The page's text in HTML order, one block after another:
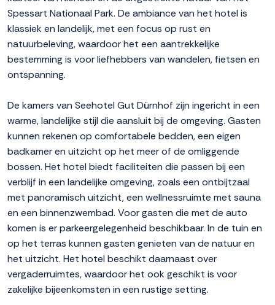
Spessart Nationaal Park. De ambiance van het hotel is
klassiek en landelijk, met een focus op rust en
natuurbeleving, waardoor het een aantrekkelijke
bestemming is voor liefhebbers van wandelen, fietsen en
ontspanning.
De kamers van Seehotel Gut Dürnhof zijn ingericht in een
warme, landelijke stijl die aansluit bij de omgeving. Gasten
kunnen rekenen op comfortabele bedden, een eigen
badkamer en uitzicht op het meer of de omliggende
bossen. Het hotel biedt faciliteiten die passen bij een
verblijf in een landelijke omgeving, zoals een ontbijtzaal
met panoramisch uitzicht, een wellnessruimte met sauna
en een binnenzwembad. Voor gasten die met de auto
komen is er parkeergelegenheid beschikbaar. In de tuin en
op het terras kunnen gasten genieten van de natuur en
het uitzicht. Het hotel beschikt daarnaast over
vergaderruimtes, waardoor het ook geschikt is voor
zakelijke bijeenkomsten in een rustige setting.